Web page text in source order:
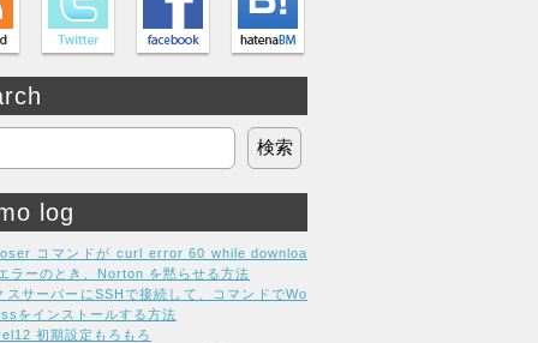
log
コマンドが curl error 60 while downloa
ラーのとき、Norton を黙らせる方法
スサーバーにSSHで接続して、コマンドでWo
をインストールする方法
初期設定もろもろ